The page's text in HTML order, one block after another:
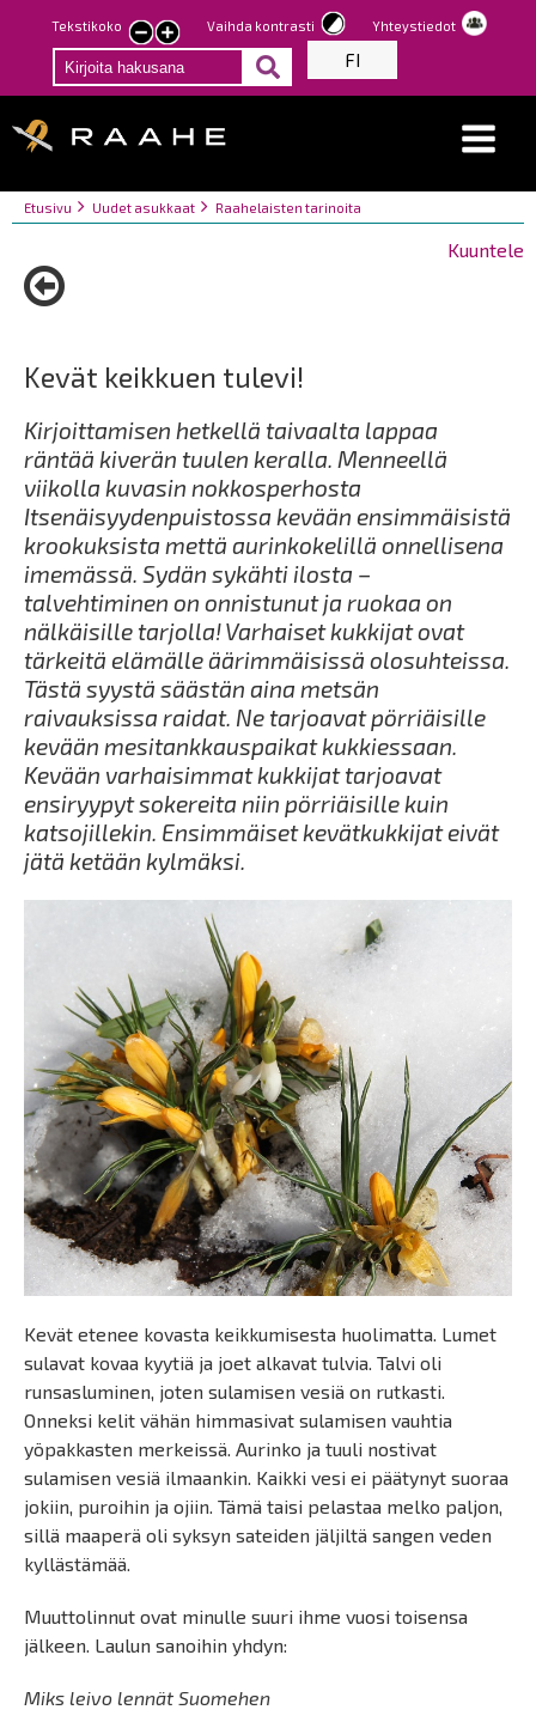
Hyppää
pääsisältöön
Tekstikoko
Pienennä
tekstin
kokoa
Suurenna
tekstin
kokoa
Vaihda kontrasti Yhteystiedot
FI
Breadcrumbs
You
here:
Etusivu Uudet asukkaat Raahelaisten tarinoita
Kuuntele
Kevät keikkuen tulevi!
Kirjoittamisen hetkellä taivaalta lappaa
räntää kiverän tuulen keralla. Menneellä
viikolla kuvasin nokkosperhosta
Itsenäisyydenpuistossa kevään ensimmäisistä
krookuksista mettä aurinkokelillä onnellisena
imemässä. Sydän sykähti ilosta –
talvehtiminen on onnistunut ja ruokaa on
nälkäisille tarjolla! Varhaiset kukkijat ovat
tärkeitä elämälle äärimmäisissä olosuhteissa.
Tästä syystä säästän aina metsän
raivauksissa raidat. Ne tarjoavat pörriäisille
kevään mesitankkauspaikat kukkiessaan.
Kevään varhaisimmat kukkijat tarjoavat
ensiryypyt sokereita niin pörriäisille kuin
katsojillekin. Ensimmäiset kevätkukkijat eivät
jätä ketään kylmäksi.
Kevät etenee kovasta keikkumisesta huolimatta. Lumet
sulavat kovaa kyytiä ja joet alkavat tulvia. Talvi oli
runsasluminen, joten sulamisen vesiä on rutkasti.
Onneksi kelit vähän himmasivat sulamisen vauhtia
yöpakkasten merkeissä. Aurinko ja tuuli nostivat
sulamisen vesiä ilmaankin. Kaikki vesi ei päätynyt suoraa
jokiin, puroihin ja ojiin. Tämä taisi pelastaa melko paljon,
sillä maaperä oli syksyn sateiden jäljiltä sangen veden
kyllästämää.
Muuttolinnut ovat minulle suuri ihme vuosi toisensa
jälkeen. Laulun sanoihin yhdyn:
Miks leivo lennät Suomehen